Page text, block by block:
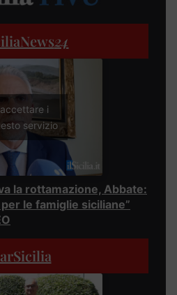
24
i
servizio
la rottamazione, Abbate:
le famiglie siciliane”